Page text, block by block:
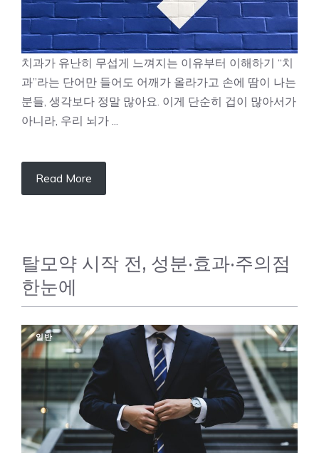
치과가 유난히 무섭게 느껴지는 이유부터 이해하기 “치
과”라는 단어만 들어도 어깨가 올라가고 손에 땀이 나는
분들, 생각보다 정말 많아요. 이게 단순히 겁이 많아서가
아니라, 우리 뇌가 ...
Read More
탈모약 시작 전, 성분·효과·주의점
한눈에
일반